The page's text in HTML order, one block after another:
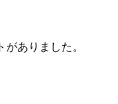
ありました。